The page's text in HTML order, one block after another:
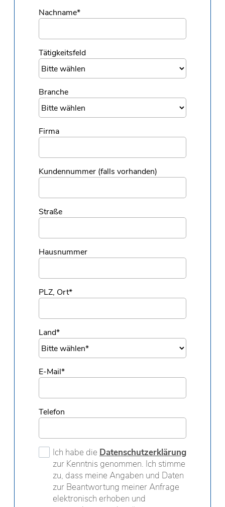
Nachname*
Tätigkeitsfeld
Branche
Firma
Kundennummer (falls vorhanden)
Straße
Hausnummer
PLZ, Ort*
Land*
E-Mail*
Telefon
Ich habe die Datenschutzerklärung
zur Kenntnis genommen. Ich stimme
zu, dass meine Angaben und Daten
zur Beantwortung meiner Anfrage
elektronisch erhoben und